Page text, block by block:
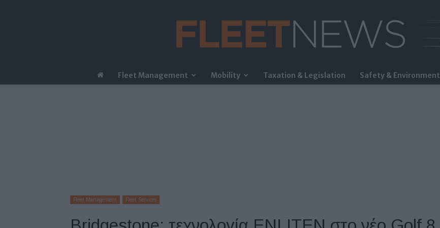
FleetNews
Fleet Management Mobility Taxation & Legislation Safety & Environment
Fleet Management Fleet Services